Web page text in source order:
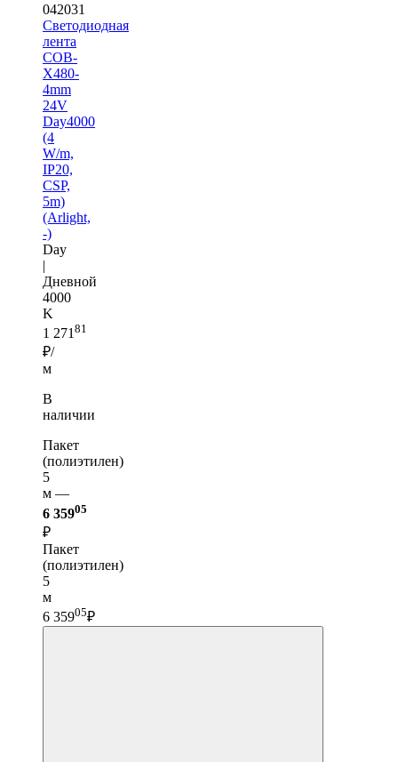
042031
Светодиодная
лента
COB-
X480-
4mm
24V
Day4000
(4
W/m,
IP20,
CSP,
5m)
(Arlight,
-)
Day
|
Дневной
4000
K
1 271 81
₽/
м
В
наличии
Пакет
(полиэтилен)
5
м —
6 35905
₽
Пакет
(полиэтилен)
5
м
6 35905₽